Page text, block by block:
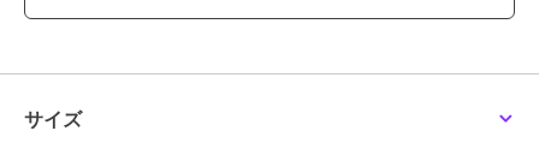
・素材: フェイクレザーでお手入れも簡単。
【サイズ感】
サイズ